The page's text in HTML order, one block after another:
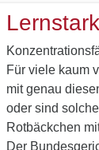
Für viele kaum
mit genau
oder sind
Rotbäckchen
Der